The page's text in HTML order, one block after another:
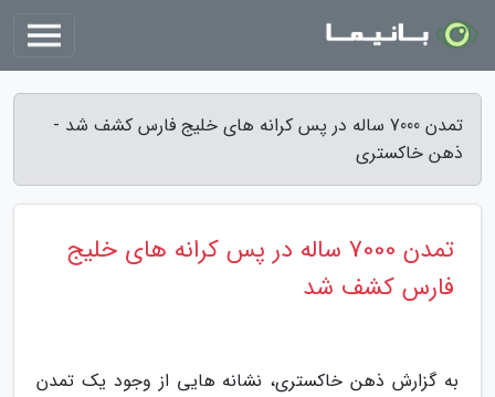
تمدن 7000 ساله در پس کرانه های خلیج فارس کشف شد -
ذهن خاکستری
تمدن 7000 ساله در پس کرانه های خلیج
فارس کشف شد
به گزارش ذهن خاکستری، نشانه هایی از وجود یک تمدن